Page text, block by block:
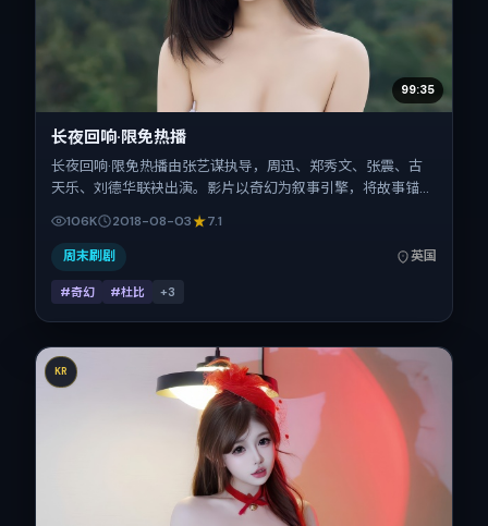
99:35
长夜回响·限免热播
长夜回响·限免热播由张艺谋执导，周迅、郑秀文、张震、古
天乐、刘德华联袂出演。影片以奇幻为叙事引擎，将故事锚定
2018年8月3日于英国首映（暑期档），片长119分钟，适合喜
欢强情节与细腻表演的观众。
106K 2018-08-03 7.1
周末刷剧 英国
#奇幻 #杜比 +3
KR